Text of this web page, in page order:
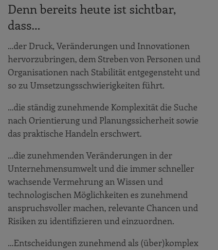
Denn bereits heute ist sichtbar,
dass...
...der Druck, Veränderungen und Innovationen
hervorzubringen, dem Streben von Personen und
Organisationen nach Stabilität entgegensteht und
so zu Umsetzungsschwierigkeiten führt.
...die ständig zunehmende Komplexität die Suche
nach Orientierung und Planungssicherheit sowie
das praktische Handeln erschwert.
...die zunehmenden Veränderungen in der
Unternehmensumwelt und die immer schneller
wachsende Vermehrung an Wissen und
technologischen Möglichkeiten es zunehmend
anspruchsvoller machen, relevante Chancen und
Risiken zu identifizieren und einzuordnen.
...Entscheidungen zunehmend als (über)komplex